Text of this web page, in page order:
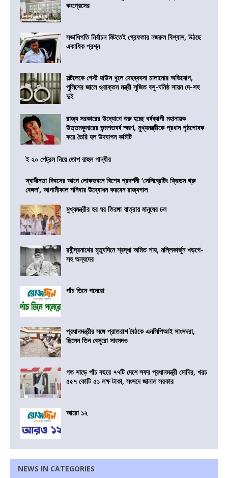
কংগ্রেসের
সভাধিপতি নির্বাচন মিটতেই গ্রেফতার নজরুল বিশ্বাস, উঠছে
একাধিক প্রশ্ন
সল্টলেকে গেস্ট হাউস খুলে দেহব্যবসা চালানোর অভিযোগ,
পুলিশের জালে ও্রাক্তন মন্ত্রী সুজিত বসু-ঘনিষ্ঠ সায়ন দে-সহ
দুই
রাজ্য সরকারের উদ্যোগে শুরু হচ্ছে বর্ষব্যাপী মহানায়ক
উত্তমকুমারের জন্মশতবর্ষ স্মরণ, মুখ্যমন্ত্রীকে প্রধান পৃষ্ঠপোষক
করে তৈরি হল উদযাপন কমিটি
ই ২০ পেট্রল নিয়ে তোপ রাহুল গান্ধীর
স্বাধীনতা দিবসের আগে লোকভবনে বিশেষ প্রদর্শনী ‘সেলিব্রেটিং ফ্রিডম থ্রু
বেঙ্গল’, আগামীকাল শনিবার উদ্বোধন করবেন রাজ্যপাল
মুখ্যমন্ত্রীর হর ঘর তিরঙ্গা যাত্রায় মানুষের ঢল
রবীন্দ্রনাথের মৃত্যুদিনে শ্রদ্ধা অমিত শাহ, মল্লিকার্জুন খড়গে-
সহ অন্যদের
পাঁচ তিনে পনেরো
প্রধানমন্ত্রীর সঙ্গে প্রাতরাশ বৈঠকে এনসিপিআই সাংসদরা,
ছিলেন তিন বেসুরো সাংসদও
গত সাড়ে পাঁচ বছরে ৭৭টি দেশে সফর প্রধানমন্ত্রী মোদির, খরচ
৫৫৭ কোটি ৫১ লক্ষ টাকা, সংসদে জানাল সরকার
আরো ১২
NEWS IN CATEGORIES